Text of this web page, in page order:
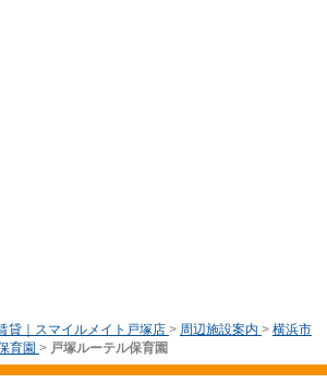
貸｜スマイルメイト戸塚店 > 周辺施設案内 > 横浜市
育園 > 戸塚ルーテル保育園